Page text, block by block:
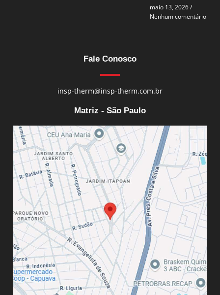
maio 13, 2026
Nenhum comentário
Fale Conosco
insp-therm@insp-therm.com.br
Matriz - São Paulo